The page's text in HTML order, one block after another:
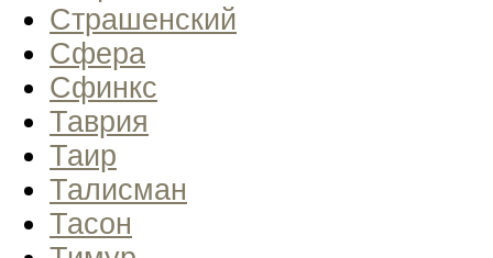
Страшенский
Сфера
Сфинкс
Таврия
Таир
Талисман
Тасон